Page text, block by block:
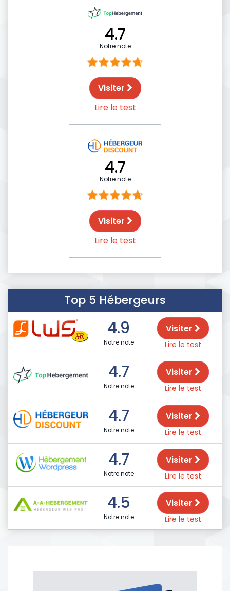
4.7
Notre note
Visiter
Lire le test
4.7
Notre note
Visiter
Lire le test
Top 5 Hébergeurs
4.9
Notre note
Visiter
Lire le test
4.7
Notre note
Visiter
Lire le test
4.7
Notre note
Visiter
Lire le test
4.7
Notre note
Visiter
Lire le test
4.5
Notre note
Visiter
Lire le test